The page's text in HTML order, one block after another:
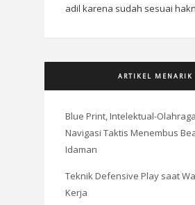
adil karena sudah sesuai
ARTIKEL MENARIK
Blue Print, Intelektual-
Navigasi Taktis Menembus
Idaman
Teknik Defensive Play saat
Kerja